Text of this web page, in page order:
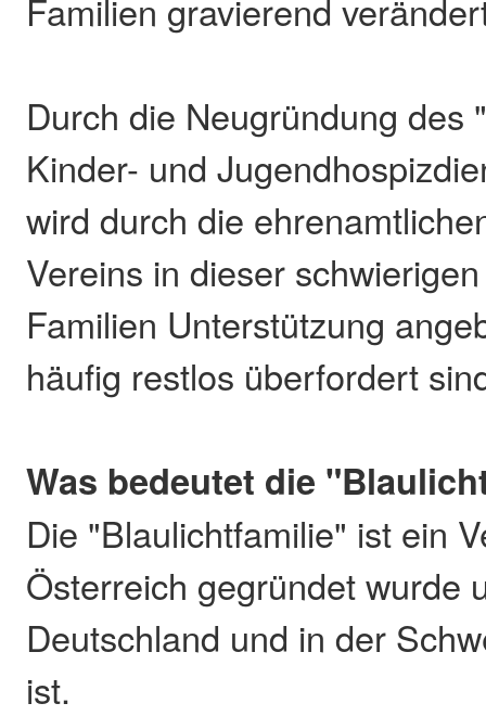
Familien gravierend
Durch die Neugründung des
Kinder- und
wird durch die
Vereins in dieser
Familien Unterstützung
häufig restlos überfordert
Was bedeutet die
Die "Blaulichtfamilie" ist ein
Österreich gegründet wurde
Deutschland und in der
ist.